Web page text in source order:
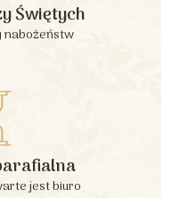
Świętych
nabożeństw
jest biuro